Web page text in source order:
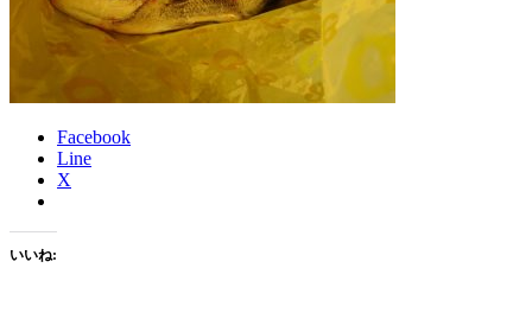
Facebook
Line
X
いいね: